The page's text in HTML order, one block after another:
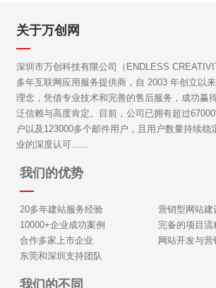
关于万创网
深圳市万创科技有限公司（ENDLESS
多年互联网应用服务提供商，自 2003 年创立以
理念，凭借专业技术和完善的售后服务，成功赢
泛信赖与高度肯定。目前，公司已拥有超过
户以及123000多个邮件用户，且用户数量持续稳
业的深度认可......
我们的优势
20多年建站服务经验
10000+企业成功案例
合作多家上市企业
东莞和深圳支持团队
营销型网站建
完备的项目流
网站开发与营
我们的不同